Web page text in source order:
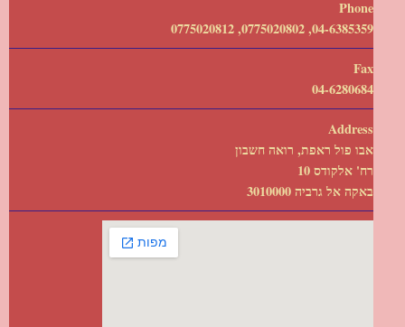
Phone
04-6385359, 0775020802, 0775020812
Fax
04-6280684
Address
אבו פול ראפת, רואה חשבון
רח' אלקודס 10
באקה אל גרביה 3010000